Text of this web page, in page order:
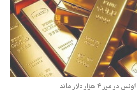
هزار دلار ماند